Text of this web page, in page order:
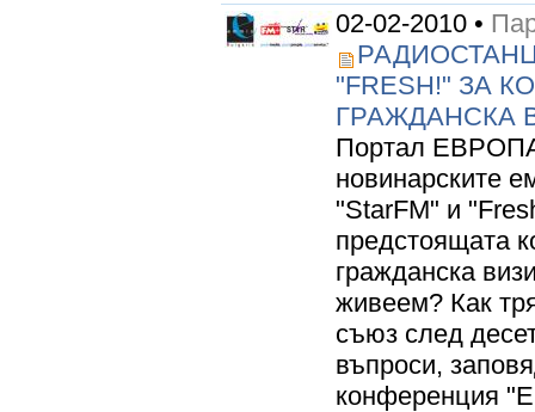
02-02-2010 •
"FRESH!" ЗА
ГРАЖДАНСКА
Портал ЕВРОПА
новинарските
"StarFM" и
предстоящата
гражданска
живеем? Как
съюз след
въпроси,
конференция